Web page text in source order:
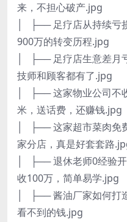
来，不担心破产.jpg
│ ├── 足疗店从持续亏
900万的转变历程.jpg
│ ├── 足疗店生意差月
技师和顾客都有了.jpg
│ ├── 这家物业公司不
米，送话费，还赚钱.jpg
│ ├── 这家超市菜肉免
家分店，真是好套套路
│ ├── 退休老师0经验
收100万，简单易学.jpg
│ ├── 酱油厂家如何打
看不到的钱.jpg